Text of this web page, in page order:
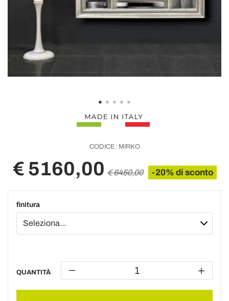
CODICE: MIRKO
€ 5160,00 € 6450,00 -20% di sconto
finitura
QUANTITÀ